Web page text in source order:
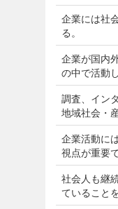
企業には社
る。
企業が国内
の中で活動
調査、イン
地域社会・
企業活動に
視点が重要
社会人も継
ていること